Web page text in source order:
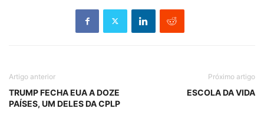
Artigo anterior
TRUMP FECHA EUA A DOZE
PAÍSES, UM DELES DA CPLP
Próximo artigo
ESCOLA DA VIDA